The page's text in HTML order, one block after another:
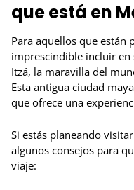
que está en
Para aquellos que están
imprescindible incluir en
Itzá, la maravilla del
Esta antigua ciudad
que ofrece una
Si estás planeando
algunos consejos para
viaje: